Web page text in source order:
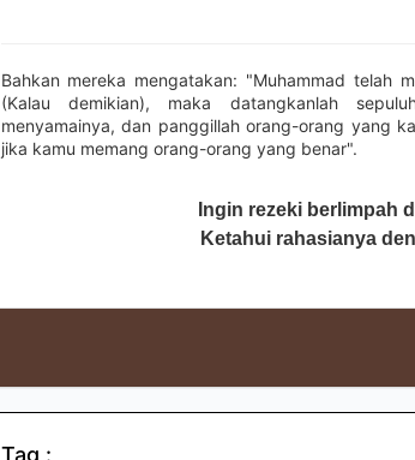
Bahkan mereka mengatakan: "Muhammad telah
(Kalau demikian), maka datangkanlah
menyamainya, dan panggillah orang-orang yang
jika kamu memang orang-orang yang benar".
Ingin rezeki berlimpah
Ketahui rahasianya
Tag :